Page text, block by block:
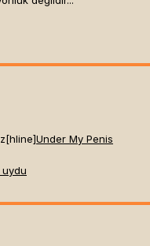
Under My Penis